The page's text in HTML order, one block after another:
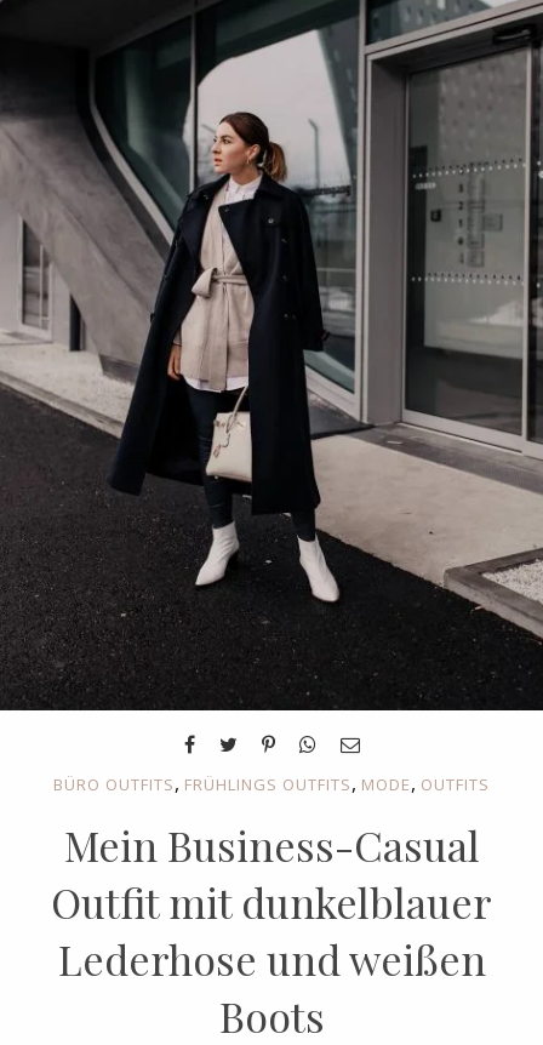
BÜRO OUTFITS, FRÜHLINGS OUTFITS, MODE, OUTFITS
Mein Business-Casual
Outfit mit dunkelblauer
Lederhose und weißen
Boots